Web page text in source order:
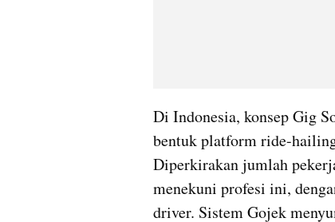
Di Indonesia, konsep Gig
bentuk platform ride-
Diperkirakan jumlah
menekuni profesi ini,
driver. Sistem Gojek